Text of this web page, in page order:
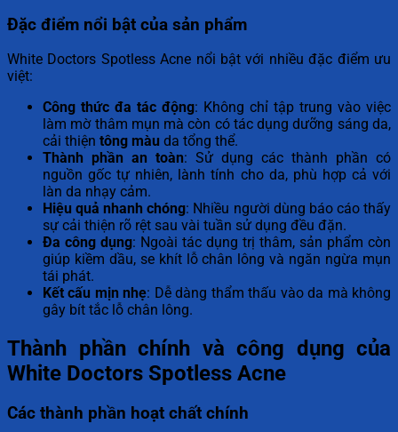
Đặc điểm nổi bật của sản phẩm
White Doctors Spotless Acne nổi bật với nhiều đặc điểm ưu
việt:
Công thức đa tác động: Không chỉ tập trung vào việc
làm mờ thâm mụn mà còn có tác dụng dưỡng sáng da,
cải thiện tông màu da tổng thể.
Thành phần an toàn: Sử dụng các thành phần có
nguồn gốc tự nhiên, lành tính cho da, phù hợp cả với
làn da nhạy cảm.
Hiệu quả nhanh chóng: Nhiều người dùng báo cáo thấy
sự cải thiện rõ rệt sau vài tuần sử dụng đều đặn.
Đa công dụng: Ngoài tác dụng trị thâm, sản phẩm còn
giúp kiềm dầu, se khít lỗ chân lông và ngăn ngừa mụn
tái phát.
Kết cấu mịn nhẹ: Dễ dàng thẩm thấu vào da mà không
gây bít tắc lỗ chân lông.
Thành phần chính và công dụng của
White Doctors Spotless Acne
Các thành phần hoạt chất chính